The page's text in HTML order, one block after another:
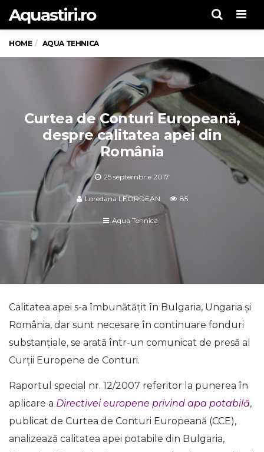
Aquastiri.ro
HOME AQUA TEHNICA
Curtea de Conturi Europeană,
despre calitatea apei din
România
25 septembrie 2017
Loredana LEORDEAN 85
Aqua Tehnica
Calitatea apei s-a îmbunătățit în Bulgaria, Ungaria și
România, dar sunt necesare în continuare fonduri
substanțiale, se arată într-un comunicat de presă al
Curții Europene de Conturi.
Raportul special nr. 12/2007 referitor la punerea în
aplicare a Directivei europene privind apa potabilă,
publicat de Curtea de Conturi Europeană (CCE),
analizează calitatea apei potabile din Bulgaria,